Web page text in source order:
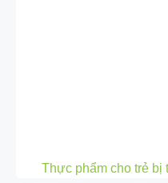
Thực phẩm cho trẻ bị